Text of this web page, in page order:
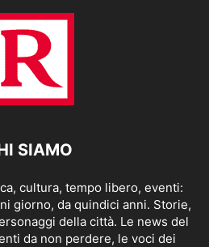
SIAMO
cultura, tempo libero, eventi:
giorno, da quindici anni. Storie,
della città. Le news del
da non perdere, le voci dei